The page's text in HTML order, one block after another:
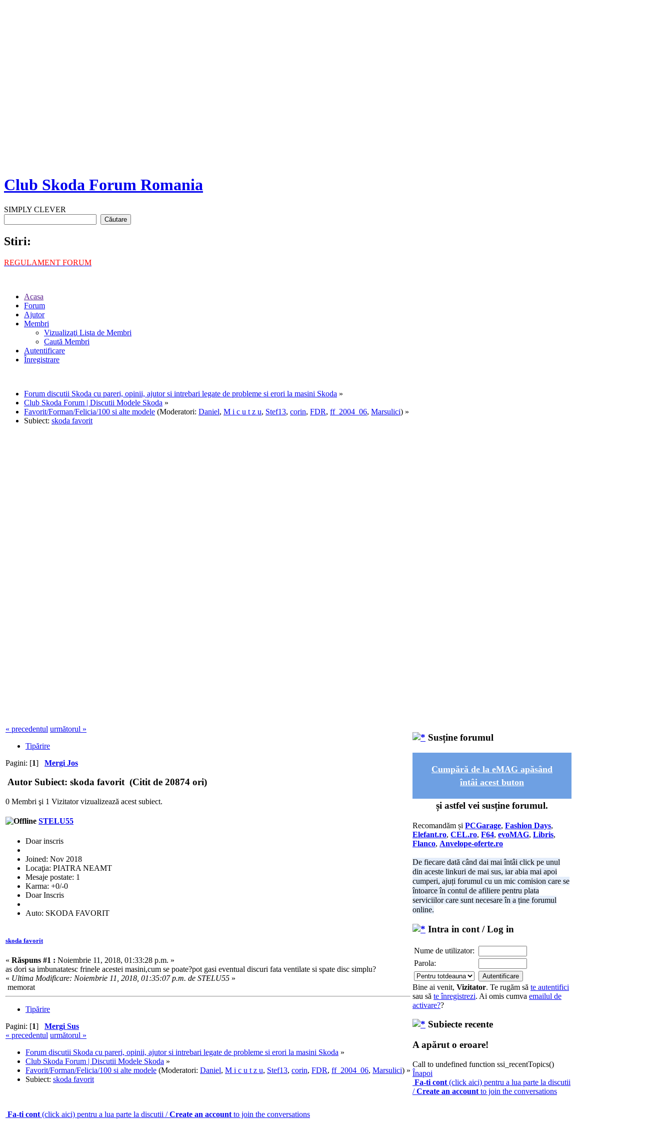
Club Skoda Forum Romania
SIMPLY CLEVER
Stiri:
REGULAMENT FORUM
Acasa
Forum
Ajutor
Membri
Vizualizaţi Lista de Membri
Caută Membri
Autentificare
Înregistrare
Forum discutii Skoda cu pareri, opinii, ajutor si intrebari legate de probleme si erori la masini Skoda »
Club Skoda Forum | Discutii Modele Skoda »
Favorit/Forman/Felicia/100 si alte modele (Moderatori: Daniel, M i c u t z u, Stef13, corin, FDR, ff_2004_06, Marsulici) »
Subiect: skoda favorit
« precedentul următorul »
Tipărire
Pagini: [1] Mergi Jos
Autor Subiect: skoda favorit (Citit de 20874 ori)
0 Membri şi 1 Vizitator vizualizează acest subiect.
STELU55
Doar inscris
Joined: Nov 2018
Locaţia: PIATRA NEAMT
Mesaje postate: 1
Karma: +0/-0
Doar Inscris
Auto: SKODA FAVORIT
skoda favorit
« Răspuns #1 : Noiembrie 11, 2018, 01:33:28 p.m. »
as dori sa imbunatatesc frinele acestei masini,cum se poate?pot gasi eventual discuri fata ventilate si spate disc simplu?
« Ultima Modificare: Noiembrie 11, 2018, 01:35:07 p.m. de STELU55 »
memorat
Tipărire
Pagini: [1] Mergi Sus
« precedentul următorul »
Forum discutii Skoda cu pareri, opinii, ajutor si intrebari legate de probleme si erori la masini Skoda »
Club Skoda Forum | Discutii Modele Skoda »
Favorit/Forman/Felicia/100 si alte modele (Moderatori: Daniel, M i c u t z u, Stef13, corin, FDR, ff_2004_06, Marsulici) »
Subiect: skoda favorit
Fa-ti cont (click aici) pentru a lua parte la discutii /Create an account to join the conversations
Susține forumul
Cumpără de la eMAG apăsând
întâi acest buton
și astfel vei susține forumul.
Recomandăm și PCGarage, Fashion Days,
Elefant.ro, CEL.ro, F64, evoMAG, Libris,
Flanco, Anvelope-oferte.ro
De fiecare dată când dai mai întâi click pe unul
din aceste linkuri de mai sus, iar abia mai apoi
cumperi, ajuți forumul cu un mic comision care se
întoarce în contul de afiliere pentru plata
serviciilor care sunt necesare în a ține forumul
online.
Intra in cont / Log in
Nume de utilizator:
Parola:
Bine ai venit, Vizitator. Te rugăm să te autentifici
sau să te înregistrezi. Ai omis cumva emailul de
activare??
Subiecte recente
A apărut o eroare!
Call to undefined function ssi_recentTopics()
Înapoi
Fa-ti cont (click aici) pentru a lua parte la discutii
/Create an account to join the conversations